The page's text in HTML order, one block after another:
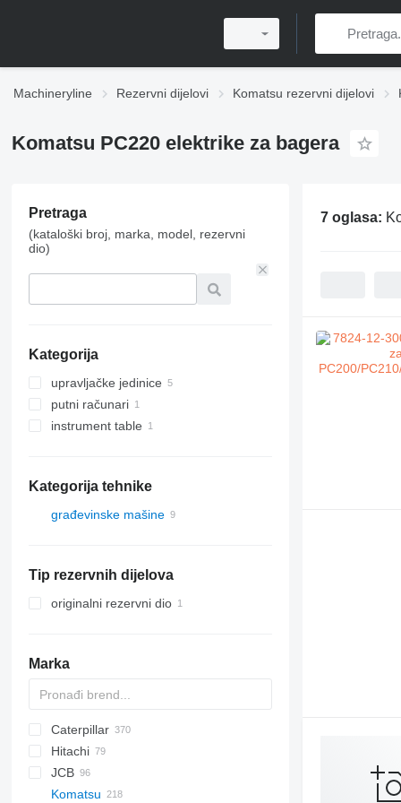
Machineryline Rezervni dijelovi Komatsu rezervni dijelovi
Komatsu PC220 elektrike za bagerа
Pretraga
(kataloški broj, marka, model, rezervni
dio)
Kategorija
upravljačke jedinice
putni računari
instrument table
Kategorija tehnike
građevinske mašine
Tip rezervnih dijelova
originalni rezervni dio
Marka
AX
1304
1604
1704
1804
320
323
325
328
570
580
590
688
Caterpillar
120
140
160
C-series
DX
SD
760
EX
FH
HMK
Hitachi
EX
ZW
806
906
R-series
Robex
JCB
1CX
310 J
SK
Komatsu
7 oglasa: